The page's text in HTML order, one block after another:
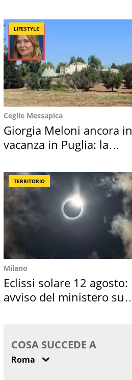
LIFESTYLE
Ceglie Messapica
Giorgia Meloni ancora in
vacanza in Puglia: la
TERRITORIO
Milano
Eclissi solare 12 agosto:
avviso del ministero su